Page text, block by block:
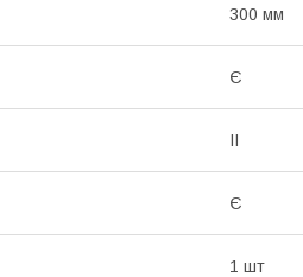
300 мм
Є
II
Є
1 шт